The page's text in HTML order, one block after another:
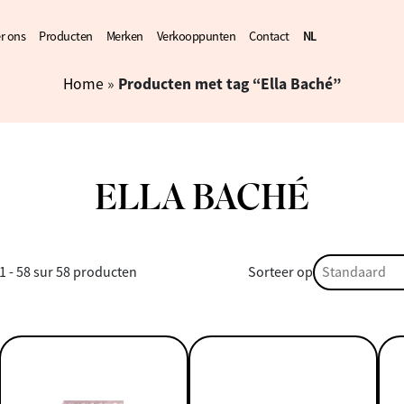
ons Producten Merken Verkooppunten Contact NL
FR
Home » Producten met tag “Ella Baché”
ELLA BACHÉ
1 - 58 sur 58 producten Sorteer op
Sorteer op
Sorteer op
Sorteer op